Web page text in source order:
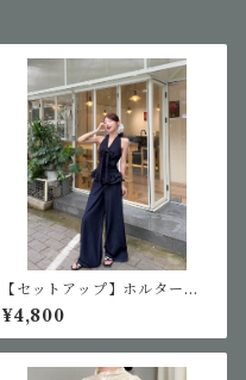
【セットアップ】ホルターネ
ックデニム生地風セットアッ
プ
¥4,800